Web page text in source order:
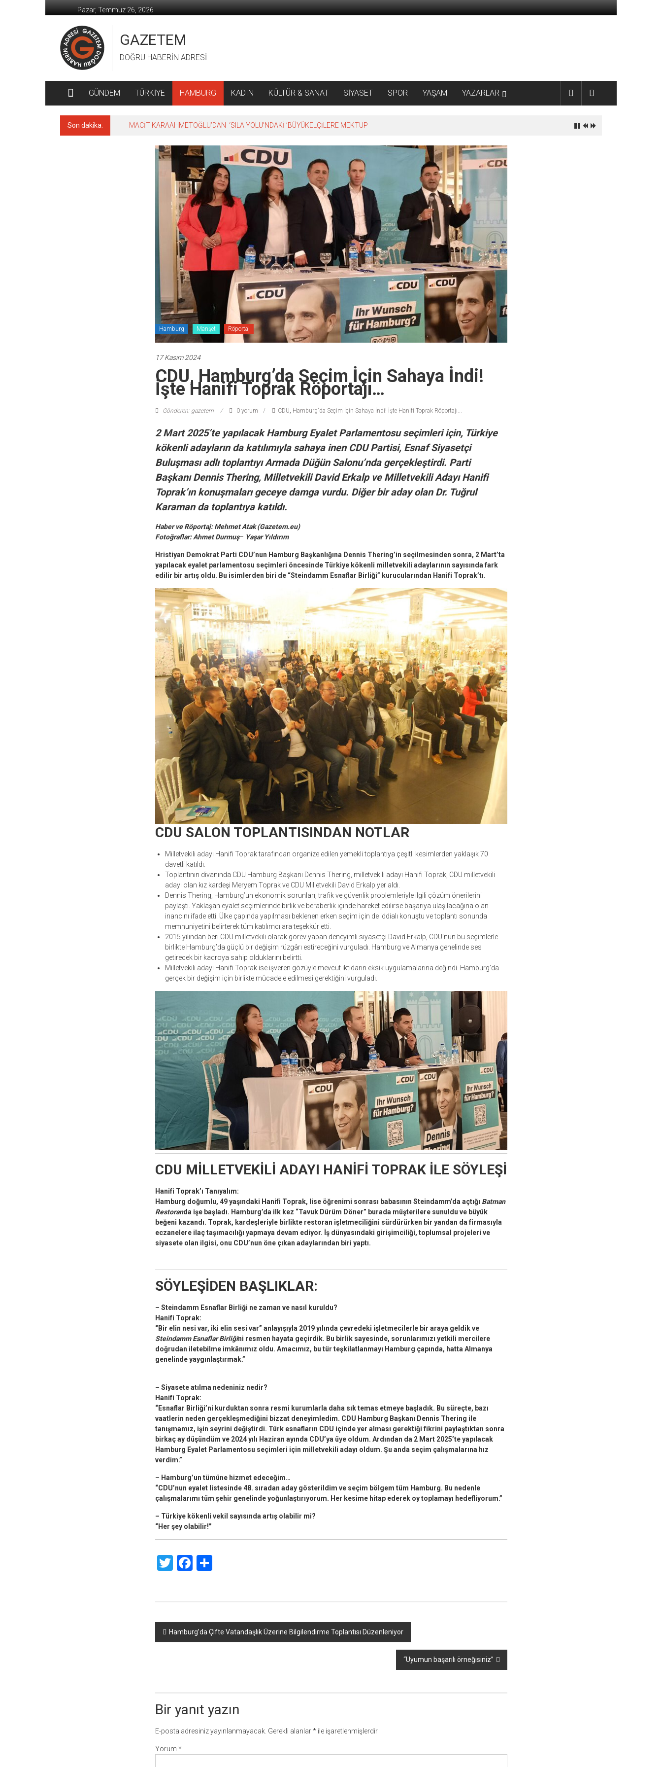
geç
Pazar, Temmuz 26, 2026
GAZETEM
DOĞRU HABERİN ADRESİ
GÜNDEM TÜRKİYE HAMBURG KADIN KÜLTÜR & SANAT SİYASET SPOR YAŞAM YAZARLAR
Son dakika: MACİT KARAAHMETOĞLU’DAN ‘SILA YOLU’NDAKİ ’BÜYÜKELÇİLERE MEKTUP
Hamburg Manşet Röportaj
17 Kasım 2024
CDU, Hamburg’da Seçim İçin Sahaya İndi!
İşte Hanifi Toprak Röportajı…
Gönderen: gazetem 0 yorum CDU, Hamburg'da Seçim İçin Sahaya İndi! İşte Hanifi Toprak Röportajı...
2 Mart 2025’te yapılacak Hamburg Eyalet Parlamentosu seçimleri için, Türkiye
kökenli adayların da katılımıyla sahaya inen CDU Partisi, Esnaf Siyasetçi
Buluşması adlı toplantıyı Armada Düğün Salonu’nda gerçekleştirdi. Parti
Başkanı Dennis Thering, Milletvekili David Erkalp ve Milletvekili Adayı Hanifi
Toprak’ın konuşmaları geceye damga vurdu. Diğer bir aday olan Dr. Tuğrul
Karaman da toplantıya katıldı.
Haber ve Röportaj: Mehmet Atak (Gazetem.eu)
Fotoğraflar: Ahmet Durmuş– Yaşar Yıldırım
Hristiyan Demokrat Parti CDU’nun Hamburg Başkanlığına Dennis Thering’in seçilmesinden sonra, 2 Mart’ta
yapılacak eyalet parlamentosu seçimleri öncesinde Türkiye kökenli milletvekili adaylarının sayısında fark
edilir bir artış oldu. Bu isimlerden biri de “Steindamm Esnaflar Birliği” kurucularından Hanifi Toprak’tı.
CDU SALON TOPLANTISINDAN NOTLAR
Milletvekili adayı Hanifi Toprak tarafından organize edilen yemekli toplantıya çeşitli kesimlerden yaklaşık 70
davetli katıldı.
Toplantının divanında CDU Hamburg Başkanı Dennis Thering, milletvekili adayı Hanifi Toprak, CDU milletvekili
adayı olan kız kardeşi Meryem Toprak ve CDU Milletvekili David Erkalp yer aldı.
Dennis Thering, Hamburg’un ekonomik sorunları, trafik ve güvenlik problemleriyle ilgili çözüm önerilerini
paylaştı. Yaklaşan eyalet seçimlerinde birlik ve beraberlik içinde hareket edilirse başarıya ulaşılacağına olan
inancını ifade etti. Ülke çapında yapılması beklenen erken seçim için de iddialı konuştu ve toplantı sonunda
memnuniyetini belirterek tüm katılımcılara teşekkür etti.
2015 yılından beri CDU milletvekili olarak görev yapan deneyimli siyasetçi David Erkalp, CDU’nun bu seçimlerle
birlikte Hamburg’da güçlü bir değişim rüzgârı estireceğini vurguladı. Hamburg ve Almanya genelinde ses
getirecek bir kadroya sahip olduklarını belirtti.
Milletvekili adayı Hanifi Toprak ise işveren gözüyle mevcut iktidarın eksik uygulamalarına değindi. Hamburg’da
gerçek bir değişim için birlikte mücadele edilmesi gerektiğini vurguladı.
CDU MİLLETVEKİLİ ADAYI HANİFİ TOPRAK İLE SÖYLEŞİ
Hanifi Toprak’ı Tanıyalım:
Hamburg doğumlu, 49 yaşındaki Hanifi Toprak, lise öğrenimi sonrası babasının Steindamm’da açtığı Batman
Restoranda işe başladı. Hamburg’da ilk kez “Tavuk Dürüm Döner” burada müşterilere sunuldu ve büyük
beğeni kazandı. Toprak, kardeşleriyle birlikte restoran işletmeciliğini sürdürürken bir yandan da firmasıyla
eczanelere ilaç taşımacılığı yapmaya devam ediyor. İş dünyasındaki girişimciliği, toplumsal projeleri ve
siyasete olan ilgisi, onu CDU’nun öne çıkan adaylarından biri yaptı.
SÖYLEŞİDEN BAŞLIKLAR:
– Steindamm Esnaflar Birliği ne zaman ve nasıl kuruldu?
Hanifi Toprak:
“Bir elin nesi var, iki elin sesi var” anlayışıyla 2019 yılında çevredeki işletmecilerle bir araya geldik ve
Steindamm Esnaflar Birliğini resmen hayata geçirdik. Bu birlik sayesinde, sorunlarımızı yetkili mercilere
doğrudan iletebilme imkânımız oldu. Amacımız, bu tür teşkilatlanmayı Hamburg çapında, hatta Almanya
genelinde yaygınlaştırmak.”
– Siyasete atılma nedeniniz nedir?
Hanifi Toprak:
“Esnaflar Birliği’ni kurduktan sonra resmi kurumlarla daha sık temas etmeye başladık. Bu süreçte, bazı
vaatlerin neden gerçekleşmediğini bizzat deneyimledim. CDU Hamburg Başkanı Dennis Thering ile
tanışmamız, işin seyrini değiştirdi. Türk esnafların CDU içinde yer alması gerektiği fikrini paylaştıktan sonra
birkaç ay düşündüm ve 2024 yılı Haziran ayında CDU’ya üye oldum. Ardından da 2 Mart 2025’te yapılacak
Hamburg Eyalet Parlamentosu seçimleri için milletvekili adayı oldum. Şu anda seçim çalışmalarına hız
verdim.”
– Hamburg’un tümüne hizmet edeceğim…
“CDU’nun eyalet listesinde 48. sıradan aday gösterildim ve seçim bölgem tüm Hamburg. Bu nedenle
çalışmalarımı tüm şehir genelinde yoğunlaştırıyorum. Her kesime hitap ederek oy toplamayı hedefliyorum.”
– Türkiye kökenli vekil sayısında artış olabilir mi?
“Her şey olabilir!”
TwitterFacebook
Share
Yazı
Hamburg’da Çifte Vatandaşlık Üzerine Bilgilendirme Toplantısı Düzenleniyor
“Uyumun başarılı örneğisiniz”
Bir yanıt yazın
E-posta adresiniz yayınlanmayacak. Gerekli alanlar*ile işaretlenmişlerdir
Yorum *